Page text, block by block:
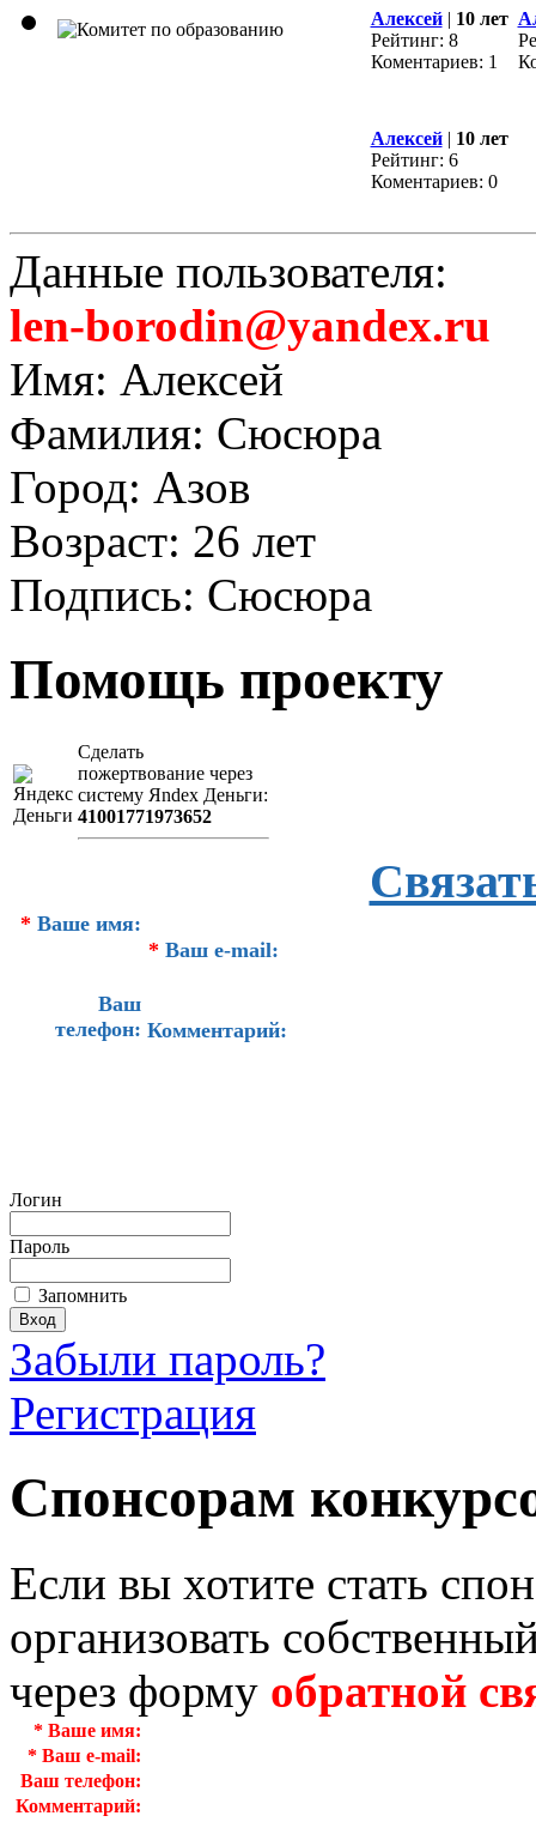
Алексей| 10 лет
Рейтинг: 8
Коментариев: 1
Алексей| 10 лет
Рейтинг: 6
Коментариев: 0
Данные пользователя:
len-borodin@yandex.ru
Имя: Алексей
Фамилия: Сюсюра
Город: Азов
Возраст: 26 лет
Подпись: Сюсюра
Помощь проекту
Сделать
пожертвование через
систeму Яndex Деньги:
41001771973652
* Ваше имя:
* Ваш e-mail:
Ваш
телефон: Комментарий:
Логин
Пароль
Запомнить
Забыли пароль?
Регистрация
Спонсорам
Если вы хотите стать
организовать
через форму обратной
* Ваше имя:
* Ваш e-mail:
Ваш телефон:
Комментарий: